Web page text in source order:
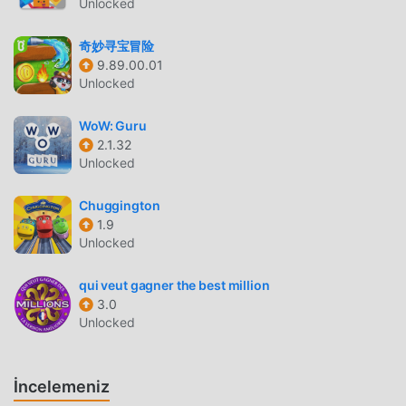
Brain Test 5 Son zamanlarda çok popüler bir educational
birçok hayran kazandı. Dünyanın en büyük mod apk
ücretsiz oyun indirme sitesi olan bu oyunu indirmek
istiyorsanız -- moddroid en iyi seçiminiz. moddroid size
sadece Brain Test 5 1.1.0'ın en son sürümünü ücretsiz
olarak sunmakla kalmaz, aynı zamanda Unlimited
Hintmodunu ücretsiz olarak sağlar, oyundaki tekrarlayan
mekanik görevleri kaydetmenize yardımcı olur, böylece
odaklanabilirsiniz oyunun kendisinin getirdiği neşenin
tadını çıkarmak üzerine. moddroid, herhangi bir Brain Test
5 modunun oyunculardan herhangi bir ücret talep
ücretsiz olduğunu vaat ediyor. Sadece moddroid
istemcisini indirin, tek tıklamayla Brain Test 5 1.1.0 indirip
yükleyebilirsiniz. Ne duruyorsun, moddroid'i indir ve oyna!
Unlocked
奇妙寻宝冒险
9.89.00.01
Unlocked
WoW: Guru
2.1.32
Unlocked
Chuggington
1.9
Unlocked
qui veut gagner the best million
3.0
Unlocked
İncelemeniz